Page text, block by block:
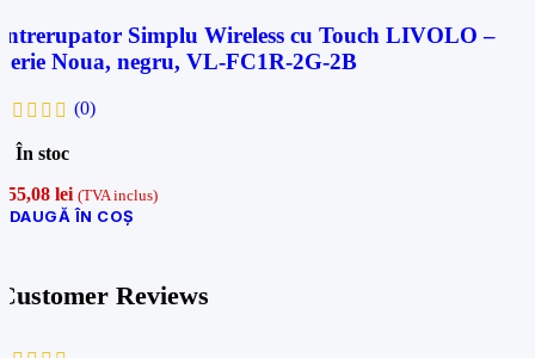
Simplu Wireless cu Touch LIVOLO –
Noua, negru, VL-FC1R-2G-2B
(0)
În stoc
lei (TVA inclus)
ÎN COȘ
Reviews